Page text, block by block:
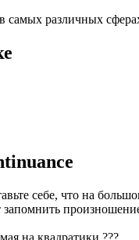
самых различных
себе, что на
на квадратики ???